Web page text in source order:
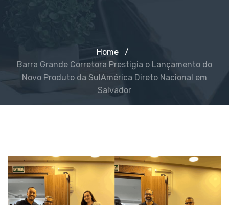
Home
/
Barra Grande Corretora Prestigia o Lançamento do
Novo Produto da SulAmérica Direto Nacional em
Salvador